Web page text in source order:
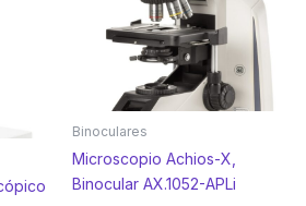
Binoculares
Microscopio Achios-X,
Binocular AX.1052-APLi